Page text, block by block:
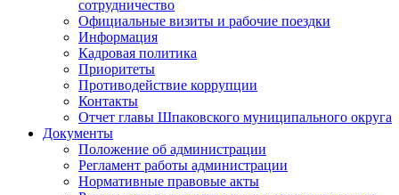
сотрудничество
Официальные визиты и рабочие поездки
Информация
Кадровая политика
Приоритеты
Противодействие коррупции
Контакты
Отчет главы Шпаковского муниципального округа
Документы
Положение об администрации
Регламент работы администрации
Нормативные правовые акты